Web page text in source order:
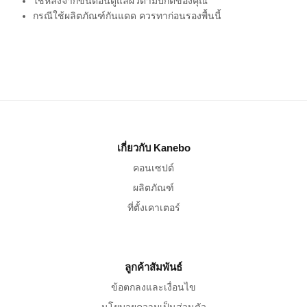
กรณีใช้ผลิตภัณฑ์กันแดด ควรทาก่อนรองพื้นนี้
เกี่ยวกับ Kanebo
คอนเซปต์
ผลิตภัณฑ์
ที่ตั้งเคาเตอร์
ลูกค้าสัมพันธ์
ข้อตกลงและเงื่อนไข